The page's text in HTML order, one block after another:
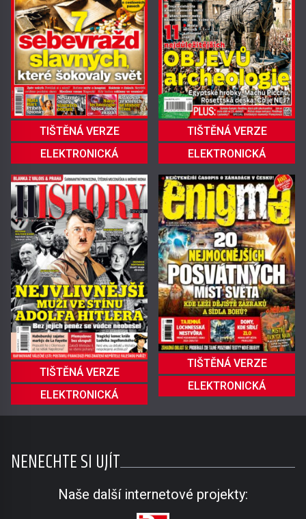
TIŠTĚNÁ VERZE
ELEKTRONICKÁ
TIŠTĚNÁ VERZE
ELEKTRONICKÁ
TIŠTĚNÁ VERZE
ELEKTRONICKÁ
TIŠTĚNÁ VERZE
ELEKTRONICKÁ
NENECHTE SI UJÍT
Naše další internetové projekty: